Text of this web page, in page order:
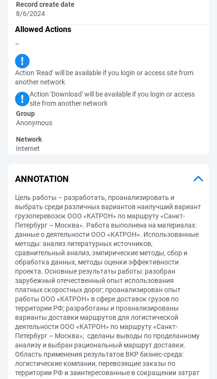
Record create date
8/6/2024
Allowed Actions
–
Action 'Read' will be available if you login or access site from
another network
Action 'Download' will be available if you login or access
site from another network
Group
Anonymous
Network
Internet
ANNOTATION
Цель работы – разработать, проанализировать и
выбрать среди различных вариантов наилучший вариант
грузоперевозок ООО «КАТРОН» по маршруту «Санкт-
Петербург – Москва». Работа выполнена на материалах:
данные о деятельности ООО «КАТРОН». Использованные
методы: анализ литературных источников,
сравнительный анализ, эмпирические методы, сбор и
обработка данных, методы оценки эффективности
проекта. Основные результаты работы: разобран
зарубежный отечественный опыт использования
платных скоростных дорог; проанализирован опыт
работы ООО «КАТРОН» в сфере доставок грузов по
территории РФ; разработаны и проанализированы
варианты доставки маршрутов для логистической
деятельности ООО «КАТРОН» по маршруту «Санкт-
Петербург – Москва»; сделаны выводы по проделанному
анализу и выбран рациональный маршрут доставки.
Область применения результатов ВКР бизнес-среда:
логистические компании, перевозящие заказы по
территории РФ и заинтересованные в сокращении затрат